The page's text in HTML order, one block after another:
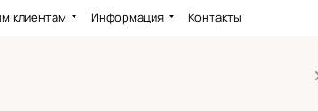
клиентам Информация Контакты